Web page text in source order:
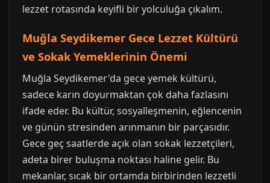
lezzet rotasında keyifli bir yolculuğa çıkalım.
Muğla Seydikemer Gece Lezzet Kültürü
ve Sokak Yemeklerinin Önemi
Muğla Seydikemer'da gece yemek kültürü,
sadece karın doyurmaktan çok daha fazlasını
ifade eder. Bu kültür, sosyalleşmenin, eğlencenin
ve günün stresinden arınmanın bir parçasıdır.
Gece geç saatlerde açık olan sokak lezzetçileri,
adeta birer buluşma noktası haline gelir. Bu
mekanlar, sıcak bir ortamda birbirinden lezzetli